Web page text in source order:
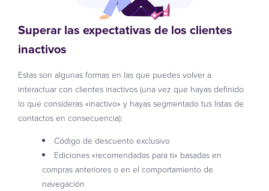
Superar las expectativas de los clientes
inactivos
Estas son algunas formas en las que puedes volver a
interactuar con clientes inactivos (una vez que hayas definido
lo que consideras «inactivo» y hayas segmentado tus listas de
contactos en consecuencia):
Código de descuento exclusivo
Ediciones «recomendadas para ti» basadas en
compras anteriores o en el comportamiento de
navegación